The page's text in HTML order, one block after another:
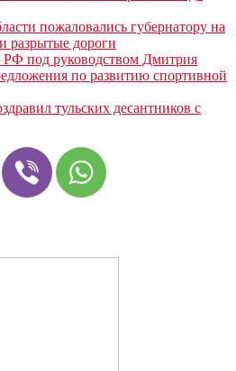
пожаловались губернатору на
разрытые дороги
РФ под руководством Дмитрия
по развитию спортивной
тульских десантников с